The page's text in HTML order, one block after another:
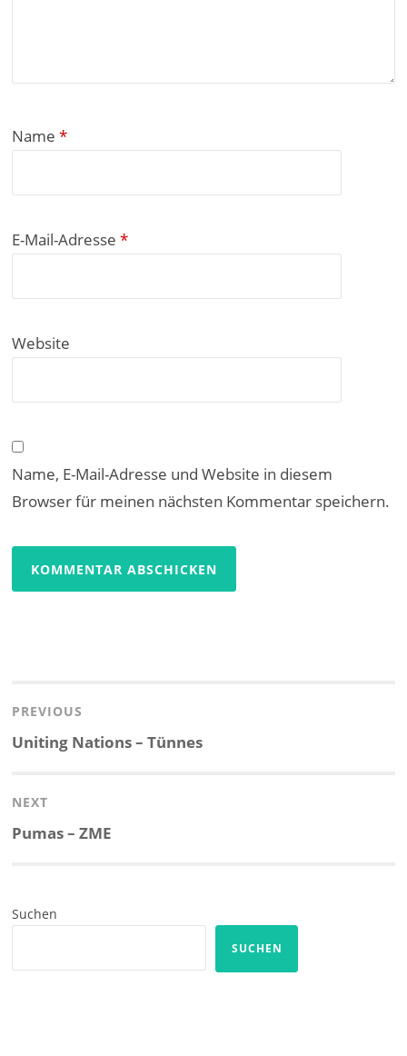
Name*
E-Mail-Adresse*
Website
Name, E-Mail-Adresse und Website in diesem
Browser für meinen nächsten Kommentar speichern.
PREVIOUS
Previous
Uniting Nations – Tünnes
NEXT
Next
Pumas – ZME
Suchen
SUCHEN